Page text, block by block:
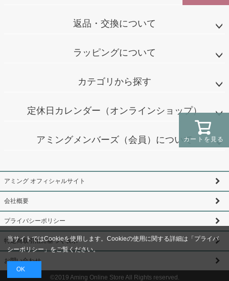
カートを見る
返品・交換について
ラッピングについて
カテゴリから探す
定休日カレンダー（オンラインショップ）
アミングメンバーズ（会員）について
アミング オフィシャルサイト
会社概要
プライバシーポリシー
特定商取引法に基づく表示
お問い合わせ
©2019 Aming Online Store All Rights reserved.
当サイトではCookieを使用します。Cookieの使用に関する詳細は「プライバ
シーポリシー」をご覧ください。
OK